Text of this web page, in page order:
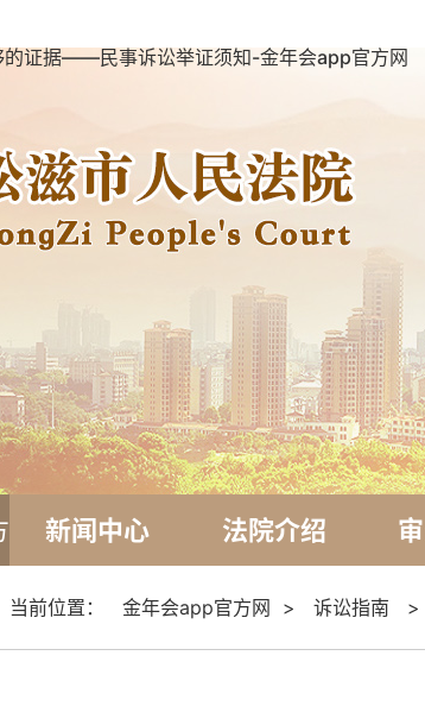
的证据——民事诉讼举证须知-金年会app官方网
新闻中心 法院介绍
当前位置： 金年会app官方网 > 诉讼指南 >